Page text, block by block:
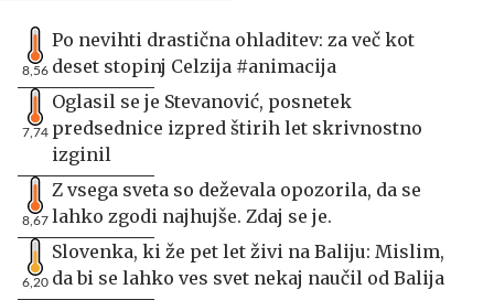
8,56
Po nevihti drastična ohladitev: za več kot
deset stopinj Celzija #animacija
7,74
Oglasil se je Stevanović, posnetek
predsednice izpred štirih let skrivnostno
izginil
8,67
Z vsega sveta so deževala opozorila, da se
lahko zgodi najhujše. Zdaj se je.
6,20
Slovenka, ki že pet let živi na Baliju: Mislim,
da bi se lahko ves svet nekaj naučil od Balija